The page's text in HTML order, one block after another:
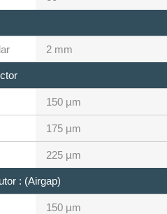
2 mm
150 µm
175 µm
225 µm
: (Airgap)
150 µm